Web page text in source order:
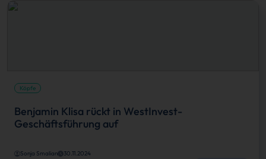
Köpfe
Benjamin Klisa rückt in WestInvest-
Geschäftsführung auf
Sonja Smalian 30.11.2024